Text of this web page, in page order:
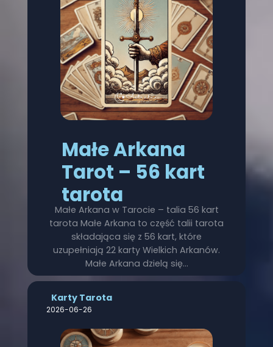
Małe Arkana
Tarot – 56 kart
tarota
Małe Arkana w Tarocie – talia 56 kart
tarota Małe Arkana to część talii tarota
składająca się z 56 kart, które
uzupełniają 22 karty Wielkich Arkanów.
Małe Arkana dzielą się…
Karty Tarota
2026-06-26